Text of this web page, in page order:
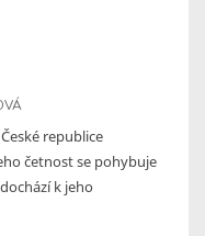
republice
četnost se pohybuje
k jeho